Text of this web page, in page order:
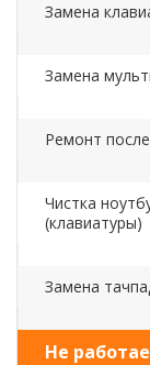
Замена
Замена
Ремонт
Чистка
(клавиатуры)
Замена
Не